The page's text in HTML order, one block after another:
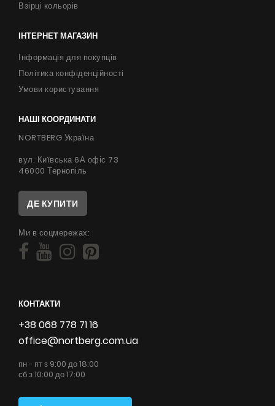
Взірці кольорів
ІНТЕРНЕТ МАГАЗИН
Інформація для покупців
Політика конфіденційності
Умови користування
НАШІ КООРДИНАТИ
NORTBERG Україна
вул. Київська 6А офіс 73
46000 Тернопіль
ДЕ КУПИТИ
Ми в соцмережах:
КОНТАКТИ
+38 068 778 71 16
office@nortberg.com.ua
пн - пт з 9:00 до 18:00
сб з 10:00 до 17:00